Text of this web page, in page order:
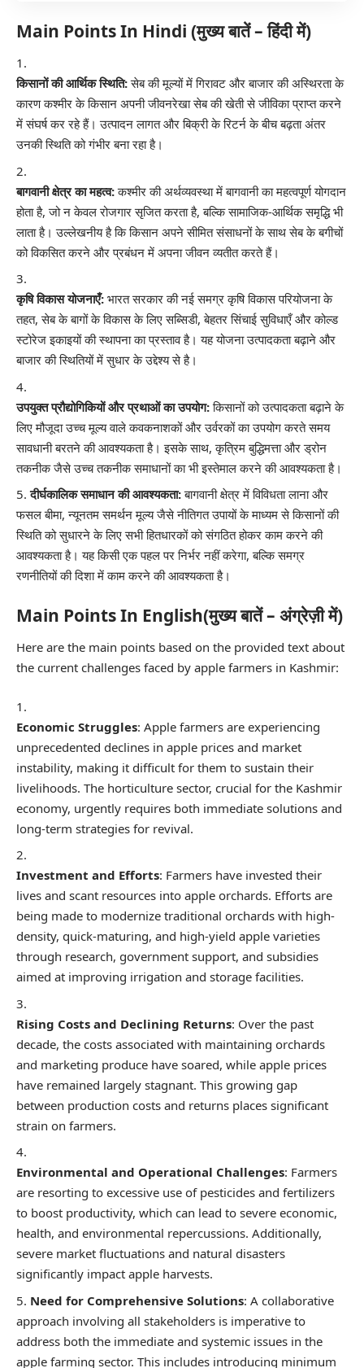
Main Points In Hindi (मुख्य बातें – हिंदी में)
किसानों की आर्थिक स्थिति:सेब की मूल्यों में गिरावट और बाजार की अस्थिरता के
कारण कश्मीर के किसान अपनी जीवनरेखा सेब की खेती से जीविका प्राप्त करने
में संघर्ष कर रहे हैं। उत्पादन लागत और बिक्री के रिटर्न के बीच बढ़ता अंतर
उनकी स्थिति को गंभीर बना रहा है।
बागवानी क्षेत्र का महत्व:कश्मीर की अर्थव्यवस्था में बागवानी का महत्वपूर्ण योगदान
होता है, जो न केवल रोजगार सृजित करता है, बल्कि सामाजिक-आर्थिक समृद्धि भी
लाता है। उल्लेखनीय है कि किसान अपने सीमित संसाधनों के साथ सेब के बगीचों
को विकसित करने और प्रबंधन में अपना जीवन व्यतीत करते हैं।
कृषि विकास योजनाएँ: भारत सरकार की नई समग्र कृषि विकास परियोजना के
तहत, सेब के बागों के विकास के लिए सब्सिडी, बेहतर सिंचाई सुविधाएँ और कोल्ड
स्टोरेज इकाइयों की स्थापना का प्रस्ताव है। यह योजना उत्पादकता बढ़ाने और
बाजार की स्थितियों में सुधार के उद्देश्य से है।
उपयुक्त प्रौद्योगिकियों और प्रथाओं का उपयोग:किसानों को उत्पादकता बढ़ाने के
लिए मौजूदा उच्च मूल्य वाले कवकनाशकों और उर्वरकों का उपयोग करते समय
सावधानी बरतने की आवश्यकता है। इसके साथ, कृत्रिम बुद्धिमत्ता और ड्रोन
तकनीक जैसे उच्च तकनीक समाधानों का भी इस्तेमाल करने की आवश्यकता है।
दीर्घकालिक समाधान की आवश्यकता:बागवानी क्षेत्र में विविधता लाना और
फसल बीमा, न्यूनतम समर्थन मूल्य जैसे नीतिगत उपायों के माध्यम से किसानों की
स्थिति को सुधारने के लिए सभी हितधारकों को संगठित होकर काम करने की
आवश्यकता है। यह किसी एक पहल पर निर्भर नहीं करेगा, बल्कि समग्र
रणनीतियों की दिशा में काम करने की आवश्यकता है।
Main Points In English(मुख्य बातें – अंग्रेज़ी में)
Here are the main points based on the provided text about
the current challenges faced by apple farmers in Kashmir:
Economic Struggles: Apple farmers are experiencing
unprecedented declines in apple prices and market
instability, making it difficult for them to sustain their
livelihoods. The horticulture sector, crucial for the Kashmir
economy, urgently requires both immediate solutions and
long-term strategies for revival.
Investment and Efforts: Farmers have invested their
lives and scant resources into apple orchards. Efforts are
being made to modernize traditional orchards with high-
density, quick-maturing, and high-yield apple varieties
through research, government support, and subsidies
aimed at improving irrigation and storage facilities.
Rising Costs and Declining Returns: Over the past
decade, the costs associated with maintaining orchards
and marketing produce have soared, while apple prices
have remained largely stagnant. This growing gap
between production costs and returns places significant
strain on farmers.
Environmental and Operational Challenges: Farmers
are resorting to excessive use of pesticides and fertilizers
to boost productivity, which can lead to severe economic,
health, and environmental repercussions. Additionally,
severe market fluctuations and natural disasters
significantly impact apple harvests.
Need for Comprehensive Solutions: A collaborative
approach involving all stakeholders is imperative to
address both the immediate and systemic issues in the
apple farming sector. This includes introducing minimum